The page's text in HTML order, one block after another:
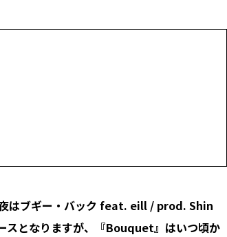
はブギー・バック feat. eill / prod. Shin
スとなりますが、『Bouquet』はいつ頃か